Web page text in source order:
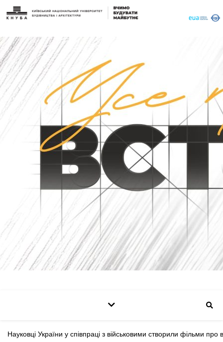
Науковці України у співпраці з військовими створили фільми про